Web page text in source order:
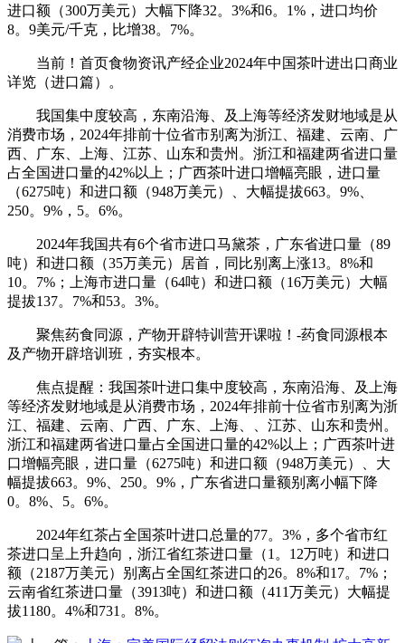
进口额（300万美元）大幅下降32。3%和6。1%，进口均价
8。9美元/千克，比增38。7%。
当前！首页食物资讯产经企业2024年中国茶叶进出口商业
详览（进口篇）。
我国集中度较高，东南沿海、及上海等经济发财地域是从
消费市场，2024年排前十位省市别离为浙江、福建、云南、广
西、广东、上海、江苏、山东和贵州。浙江和福建两省进口量
占全国进口量的42%以上；广西茶叶进口增幅亮眼，进口量
（6275吨）和进口额（948万美元）、大幅提拔663。9%、
250。9%，5。6%。
2024年我国共有6个省市进口马黛茶，广东省进口量（89
吨）和进口额（35万美元）居首，同比别离上涨13。8%和
10。7%；上海市进口量（64吨）和进口额（16万美元）大幅
提拔137。7%和53。3%。
聚焦药食同源，产物开辟特训营开课啦！-药食同源根本
及产物开辟培训班，夯实根本。
焦点提醒：我国茶叶进口集中度较高，东南沿海、及上海
等经济发财地域是从消费市场，2024年排前十位省市别离为浙
江、福建、云南、广西、广东、上海、、江苏、山东和贵州。
浙江和福建两省进口量占全国进口量的42%以上；广西茶叶进
口增幅亮眼，进口量（6275吨）和进口额（948万美元）、大
幅提拔663。9%、250。9%，广东省进口量额别离小幅下降
0。8%、5。6%。
2024年红茶占全国茶叶进口总量的77。3%，多个省市红
茶进口呈上升趋向，浙江省红茶进口量（1。12万吨）和进口
额（2187万美元）别离占全国红茶进口的26。8%和17。7%；
云南省红茶进口量（3913吨）和进口额（411万美元）大幅提
拔1180。4%和731。8%。